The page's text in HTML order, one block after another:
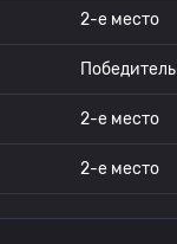
2-е место
Победитель
2-е место
2-е место